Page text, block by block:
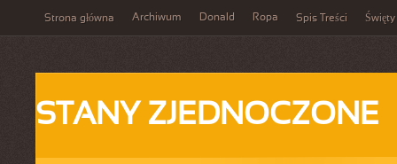
Strona główna Archiwum Donald Ropa Spis Treści Święty
STANY ZJEDNOCZONE